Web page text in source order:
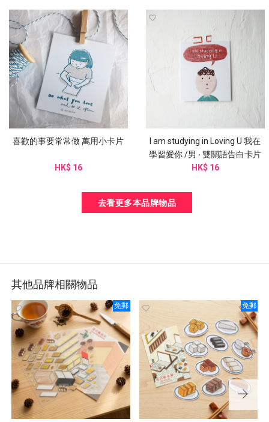
喜歡的事要常常做 萬用小卡片
HK$ 16
I am studying in Loving U 我在
學習愛你 /男 ‧ 雙關語告白卡片
HK$ 16
去看更多本品牌物品
其他品牌相關物品
免郵 免郵